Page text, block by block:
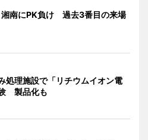
湘南にPK負け 過去3番目の来場
処理施設で「リチウムイオン電
製品化も